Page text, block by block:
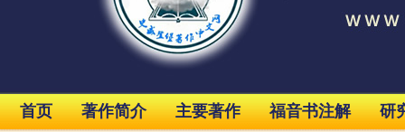
首页 著作简介 主要著作 福音书注解 研